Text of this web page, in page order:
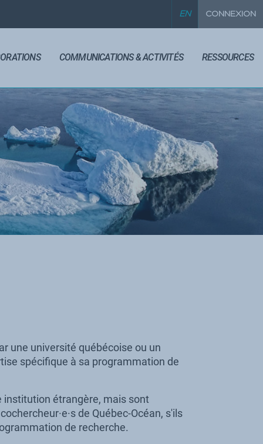
EN CONNEXION
RESSOURCES
COMMUNICATIONS & ACTIVITÉS
une université québécoise ou un
spécifique à sa programmation de
institution étrangère, mais sont
de Québec-Océan, s'ils
de recherche.